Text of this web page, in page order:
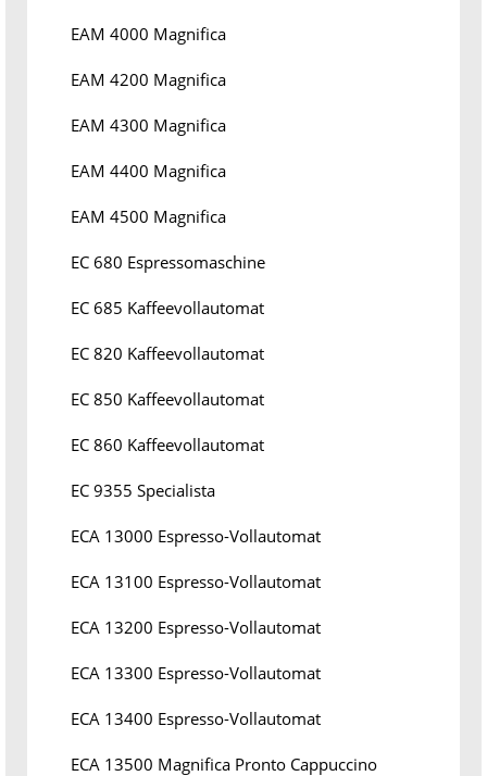
EAM 4000 Magnifica
EAM 4200 Magnifica
EAM 4300 Magnifica
EAM 4400 Magnifica
EAM 4500 Magnifica
EC 680 Espressomaschine
EC 685 Kaffeevollautomat
EC 820 Kaffeevollautomat
EC 850 Kaffeevollautomat
EC 860 Kaffeevollautomat
EC 9355 Specialista
ECA 13000 Espresso-Vollautomat
ECA 13100 Espresso-Vollautomat
ECA 13200 Espresso-Vollautomat
ECA 13300 Espresso-Vollautomat
ECA 13400 Espresso-Vollautomat
ECA 13500 Magnifica Pronto Cappuccino